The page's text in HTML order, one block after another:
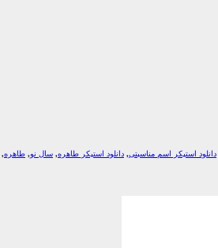
دانلود استیکر اسم مناسبتی, دانلود استیکر طاهره, سال نو, طاهره,